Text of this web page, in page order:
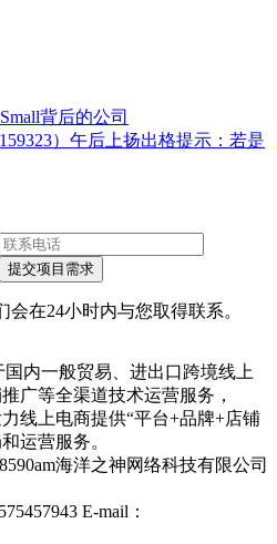
背后的公司
）午后上扬出格提示：若是
在24小时内与您取得联系。
国内一般贸易、进出口跨境线上
广等全渠道技术运营服务，
线上电商提供“平台+品牌+店铺
运营服务。
海洋之神网络科技有限公司
E-mail：